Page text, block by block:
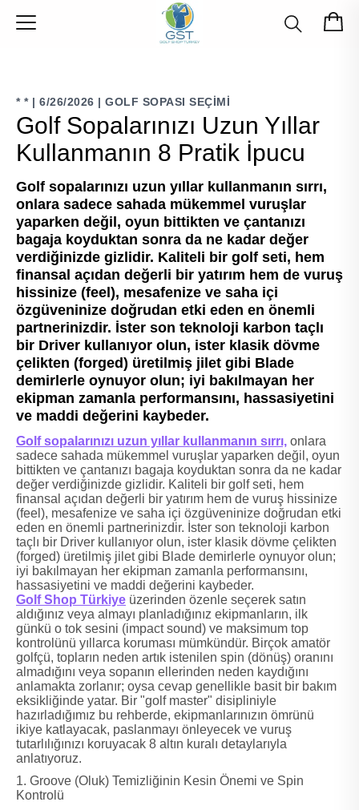
* *| 6/26/2026 | GOLF SOPASI SEÇIMI
Golf Sopalarınızı Uzun Yıllar
Kullanmanın 8 Pratik İpucu
Golf sopalarınızı uzun yıllar kullanmanın sırrı,
onlara sadece sahada mükemmel vuruşlar
yaparken değil, oyun bittikten ve çantanızı
bagaja koyduktan sonra da ne kadar değer
verdiğinizde gizlidir. Kaliteli bir golf seti, hem
finansal açıdan değerli bir yatırım hem de vuruş
hissinize (feel), mesafenize ve saha içi
özgüveninize doğrudan etki eden en önemli
partnerinizdir. İster son teknoloji karbon taçlı
bir Driver kullanıyor olun, ister klasik dövme
çelikten (forged) üretilmiş jilet gibi Blade
demirlerle oynuyor olun; iyi bakılmayan her
ekipman zamanla performansını, hassasiyetini
ve maddi değerini kaybeder.
Golf sopalarınızı uzun yıllar kullanmanın sırrı, onlara
sadece sahada mükemmel vuruşlar yaparken değil, oyun
bittikten ve çantanızı bagaja koyduktan sonra da ne kadar
değer verdiğinizde gizlidir. Kaliteli bir golf seti, hem
finansal açıdan değerli bir yatırım hem de vuruş hissinize
(feel), mesafenize ve saha içi özgüveninize doğrudan etki
eden en önemli partnerinizdir. İster son teknoloji karbon
taçlı bir Driver kullanıyor olun, ister klasik dövme çelikten
(forged) üretilmiş jilet gibi Blade demirlerle oynuyor olun;
iyi bakılmayan her ekipman zamanla performansını,
hassasiyetini ve maddi değerini kaybeder.
Golf Shop Türkiye üzerinden özenle seçerek satın
aldığınız veya almayı planladığınız ekipmanların, ilk
günkü o tok sesini (impact sound) ve maksimum top
kontrolünü yıllarca koruması mümkündür. Birçok amatör
golfçü, topların neden artık istenilen spin (dönüş) oranını
almadığını veya sopanın ellerinden neden kaydığını
anlamakta zorlanır; oysa cevap genellikle basit bir bakım
eksikliğinde yatar. Bir "golf master" disipliniyle
hazırladığımız bu rehberde, ekipmanlarınızın ömrünü
ikiye katlayacak, paslanmayı önleyecek ve vuruş
tutarlılığınızı koruyacak 8 altın kuralı detaylarıyla
anlatıyoruz.
1. Groove (Oluk) Temizliğinin Kesin Önemi ve Spin
Kontrolü